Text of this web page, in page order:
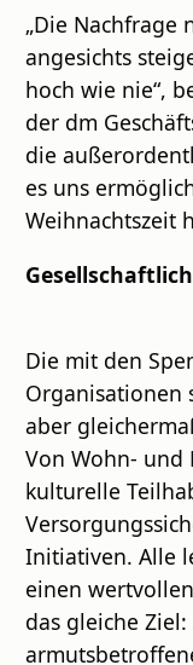
„Die Nachfrage
angesichts
hoch wie nie“,
der dm
die
es uns
Weihnachtszeit
Die mit den
Organisationen
aber
Von Wohn- und
kulturelle
Initiativen. Alle
einen
das gleiche